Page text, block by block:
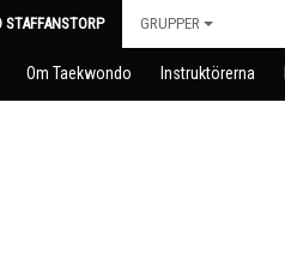
GRUPPER
Om Taekwondo Instruktörerna